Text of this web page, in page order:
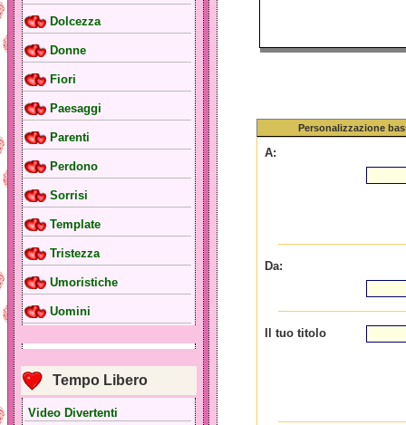
Dolcezza
Donne
Fiori
Paesaggi
Parenti
Perdono
Sorrisi
Template
Tristezza
Umoristiche
Uomini
Tempo Libero
Video Divertenti
Personalizzazione
A:
Da:
Il tuo titolo